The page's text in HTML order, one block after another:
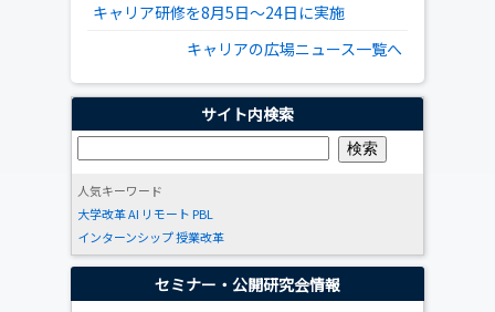
キャリア研修を8月5日～24日に実施
キャリアの広場ニュース一覧へ
サイト内検索
人気キーワード
大学改革AI リモート PBL
インターンシップ授業改革
セミナー・公開研究会情報